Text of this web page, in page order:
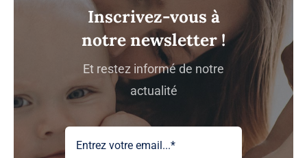
Inscrivez-vous à
notre newsletter !
Et restez informé de notre
actualité